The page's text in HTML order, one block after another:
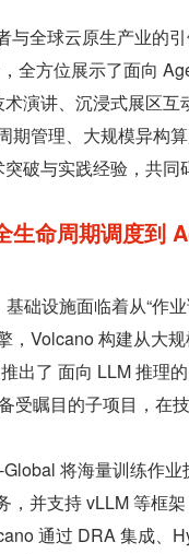
与全球云原生产业的
全方位展示了面向
演讲、沉浸式展区
期管理、大规模异构
破与实践经验，共同
生命周期调度到
础设施面临着从“作
，Volcano 构建从大
出了 面向 LLM 推理
受瞩目的子项目，在
Global 将海量训练作
，并支持 vLLM 等框
通过 DRA 集成、